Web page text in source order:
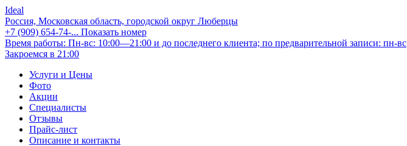
Ideal
Россия, Московская область, городской округ Люберцы
+7 (909) 654-74-... Показать номер
Время работы: Пн-вс: 10:00—21:00 и до последнего клиента; по предварительной записи: пн-вс
Закроемся в 21:00
Услуги и Цены
Фото
Акции
Специалисты
Отзывы
Прайс-лист
Описание и контакты